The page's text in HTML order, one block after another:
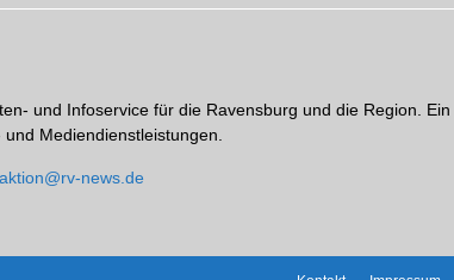
und Infoservice für die Ravensburg und die Region. Ein
Mediendienstleistungen.
news.de